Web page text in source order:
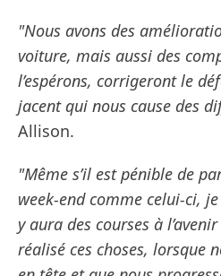
"Nous avons des
voiture, mais aussi des
l’espérons, corrigeront le
jacent qui nous cause des
Allison.
"Même s’il est pénible de
week-end comme celui-ci,
y aura des courses à
réalisé ces choses, lorsque